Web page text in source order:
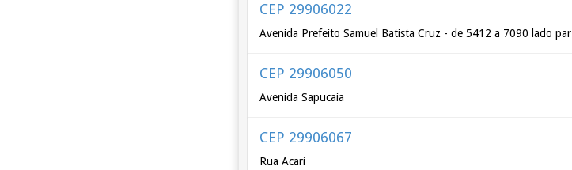
CEP 29906022
Avenida Prefeito Samuel Batista Cruz - de 5412 a 7090 lado par
CEP 29906050
Avenida Sapucaia
CEP 29906067
Rua Acarí